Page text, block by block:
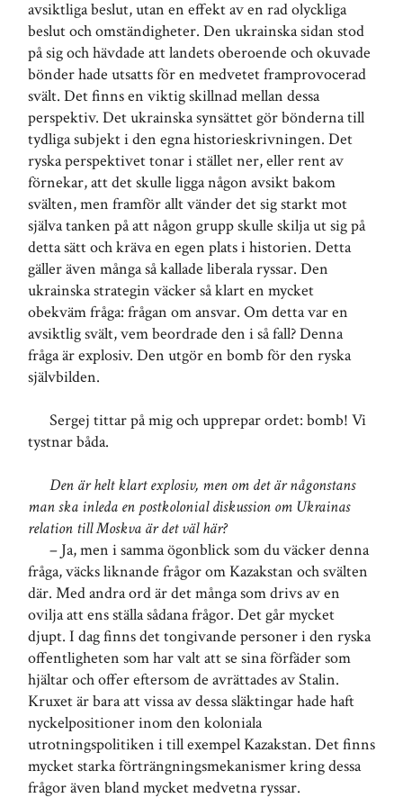
avsiktliga beslut, utan en effekt av en rad olyckliga
beslut och omständigheter. Den ukrainska sidan stod
på sig och hävdade att landets oberoende och okuvade
bönder hade utsatts för en medvetet framprovocerad
svält. Det finns en viktig skillnad mellan dessa
perspektiv. Det ukrainska synsättet gör bönderna till
tydliga subjekt i den egna historieskrivningen. Det
ryska perspektivet tonar i stället ner, eller rent av
förnekar, att det skulle ligga någon avsikt bakom
svälten, men framför allt vänder det sig starkt mot
själva tanken på att någon grupp skulle skilja ut sig på
detta sätt och kräva en egen plats i historien. Detta
gäller även många så kallade liberala ryssar. Den
ukrainska strategin väcker så klart en mycket
obekväm fråga: frågan om ansvar. Om detta var en
avsiktlig svält, vem beordrade den i så fall? Denna
fråga är explosiv. Den utgör en bomb för den ryska
självbilden.
Sergej tittar på mig och upprepar ordet: bomb! Vi
tystnar båda.
Den är helt klart explosiv, men om det är någonstans
man ska inleda en postkolonial diskussion om Ukrainas
relation till Moskva är det väl här?
– Ja, men i samma ögonblick som du väcker denna
fråga, väcks liknande frågor om Kazakstan och svälten
där. Med andra ord är det många som drivs av en
ovilja att ens ställa sådana frågor. Det går mycket
djupt. I dag finns det tongivande personer i den ryska
offentligheten som har valt att se sina förfäder som
hjältar och offer eftersom de avrättades av Stalin.
Kruxet är bara att vissa av dessa släktingar hade haft
nyckelpositioner inom den koloniala
utrotningspolitiken i till exempel Kazakstan. Det finns
mycket starka förträngningsmekanismer kring dessa
frågor även bland mycket medvetna ryssar.